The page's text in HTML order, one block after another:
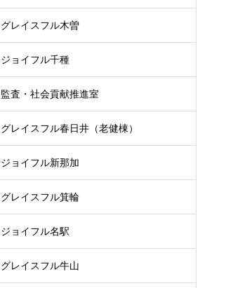
グレイスフル木曽
ジョイフル千種
監査・社会貢献推進室
グレイスフル春日井（老健棟）
ジョイフル新那加
グレイスフル箕輪
ジョイフル名駅
グレイスフル牛山